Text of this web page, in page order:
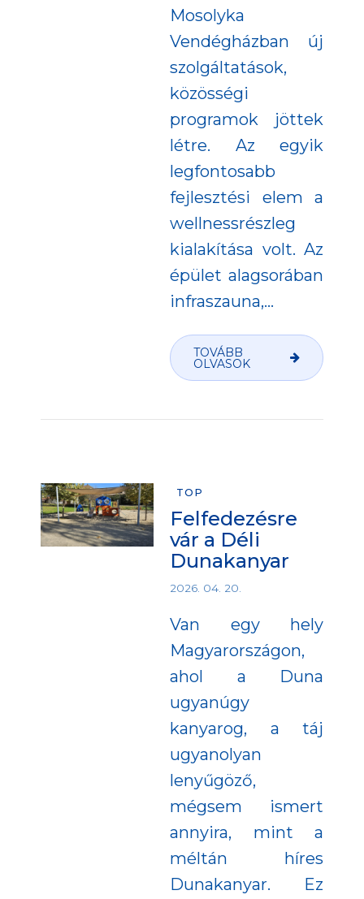
Mosolyka
Vendégházban új
szolgáltatások,
közösségi
programok jöttek
létre. Az egyik
legfontosabb
fejlesztési elem a
wellnessrészleg
kialakítása volt. Az
épület alagsorában
infraszauna,...
TOVÁBB
OLVASOK
TOP
Felfedezésre
vár a Déli
Dunakanyar
2026. 04. 20.
Van egy hely
Magyarországon,
ahol a Duna
ugyanúgy
kanyarog, a táj
ugyanolyan
lenyűgöző,
mégsem ismert
annyira, mint a
méltán híres
Dunakanyar. Ez